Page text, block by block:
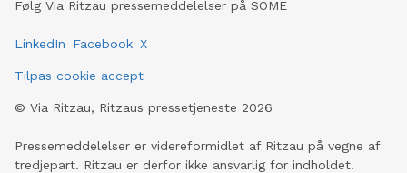
Følg Via Ritzau pressemeddelelser på SOME
LinkedIn Facebook X
Tilpas cookie accept
© Via Ritzau, Ritzaus pressetjeneste 2026
Pressemeddelelser er videreformidlet af Ritzau på vegne af
tredjepart. Ritzau er derfor ikke ansvarlig for indholdet.